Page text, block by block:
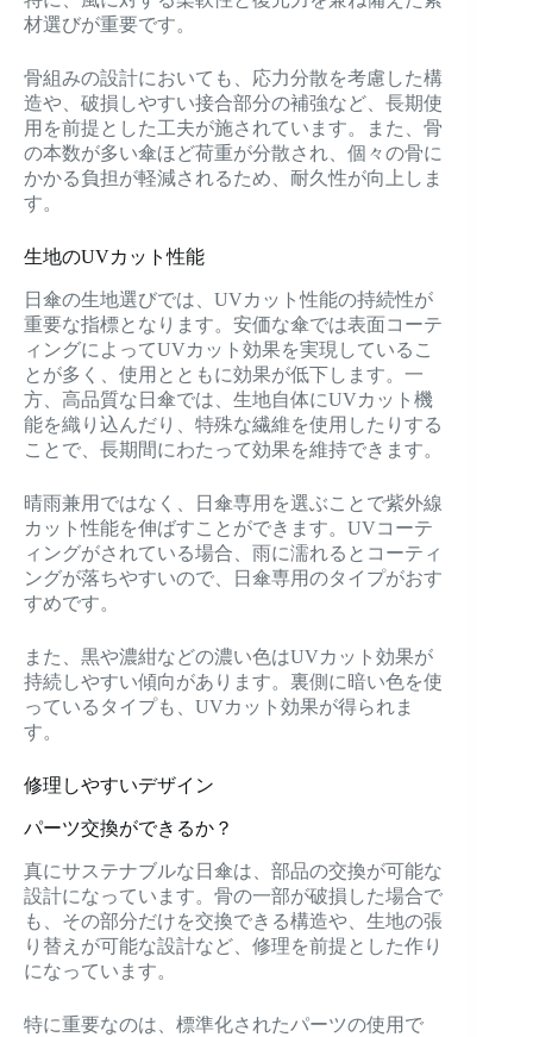
材選びが重要です。
骨組みの設計においても、応力分散を考慮した構
造や、破損しやすい接合部分の補強など、長期使
用を前提とした工夫が施されています。また、骨
の本数が多い傘ほど荷重が分散され、個々の骨に
かかる負担が軽減されるため、耐久性が向上しま
す。
生地のUVカット性能
日傘の生地選びでは、UVカット性能の持続性が
重要な指標となります。安価な傘では表面コーテ
ィングによってUVカット効果を実現しているこ
とが多く、使用とともに効果が低下します。一
方、高品質な日傘では、生地自体にUVカット機
能を織り込んだり、特殊な繊維を使用したりする
ことで、長期間にわたって効果を維持できます。
晴雨兼用ではなく、日傘専用を選ぶことで紫外線
カット性能を伸ばすことができます。UVコーテ
ィングがされている場合、雨に濡れるとコーティ
ングが落ちやすいので、日傘専用のタイプがおす
すめです。
また、黒や濃紺などの濃い色はUVカット効果が
持続しやすい傾向があります。裏側に暗い色を使
っているタイプも、UVカット効果が得られま
す。
修理しやすいデザイン
パーツ交換ができるか？
真にサステナブルな日傘は、部品の交換が可能な
設計になっています。骨の一部が破損した場合で
も、その部分だけを交換できる構造や、生地の張
り替えが可能な設計など、修理を前提とした作り
になっています。
特に重要なのは、標準化されたパーツの使用で